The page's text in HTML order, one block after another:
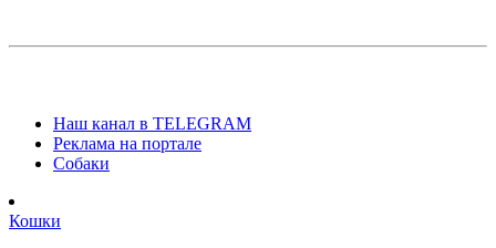
Наш канал в TELEGRAM
Реклама на портале
Собаки
Кошки